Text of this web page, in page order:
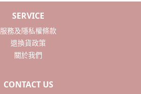
SERVICE
服務及隱私權條款
退換貨政策
關於我們
CONTACT US